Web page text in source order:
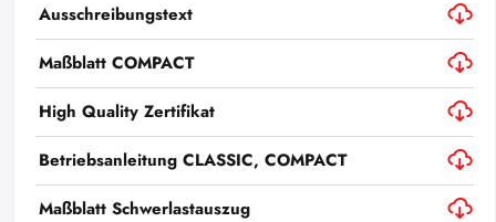
Ausschreibungstext
Maßblatt COMPACT
High Quality Zertifikat
Betriebsanleitung CLASSIC, COMPACT
Maßblatt Schwerlastauszug